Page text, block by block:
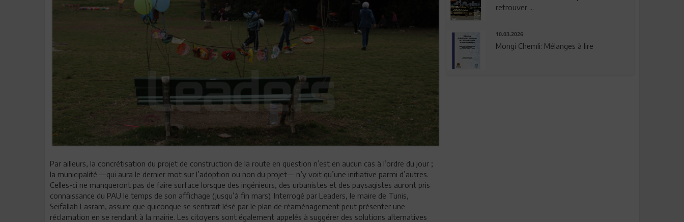
Par ailleurs, la concrétisation du projet de construction de la route en question n’est en aucun cas à l’ordre du jour ;
la municipalité —qui aura le dernier mot sur l’adoption ou non du projet— n’y voit qu’une initiative parmi d’autres.
Celles-ci ne manqueront pas de faire surface lorsque des ingénieurs, des urbanistes et des paysagistes auront pris
connaissance du PAU le temps de son affichage (jusqu’à fin mars). Interrogé par Leaders, le maire de Tunis,
Seifallah Lasram, assure que quiconque se sentirait lésé par le plan de réaménagement peut présenter une
réclamation en se rendant à la mairie. Les citoyens sont également appelés à suggérer des solutions alternatives
retrouver ...
10.03.2026
Mongi Chemli: Mélanges à lire